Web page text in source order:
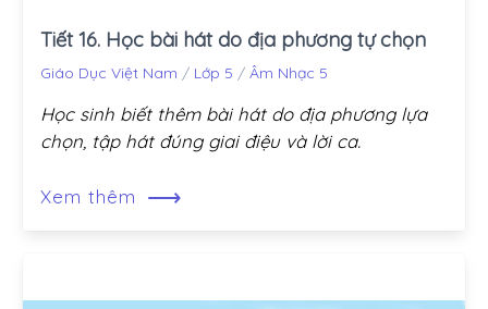
Tiết 16. Học bài hát do địa phương tự chọn
Giáo Dục Việt Nam / Lớp 5 / Âm Nhạc 5
Học sinh biết thêm bài hát do địa phương lựa
chọn, tập hát đúng giai điệu và lời ca.
Xem thêm ⟶